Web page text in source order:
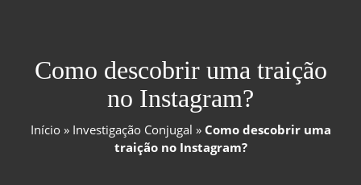
Como descobrir uma traição
no Instagram?
Início» Investigação Conjugal » Como descobrir uma
traição no Instagram?